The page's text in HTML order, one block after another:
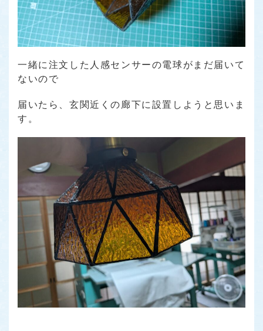
一緒に注文した人感センサーの電球がまだ届いて
ないので
届いたら、玄関近くの廊下に設置しようと思いま
す。